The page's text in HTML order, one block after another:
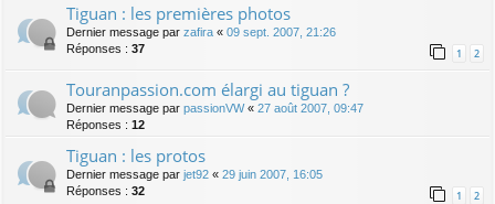
Tiguan : les premières photos
Dernier message par zafira « 09 sept. 2007, 21:26
Réponses : 37 1 2
Touranpassion.com élargi au tiguan ?
Dernier message par passionVW« 27 août 2007, 09:47
Réponses : 12
Tiguan : les protos
Dernier message par jet92 « 29 juin 2007, 16:05
Réponses : 32 1 2